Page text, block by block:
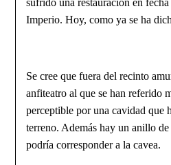
sufrido una restauración en
Imperio. Hoy, como ya se ha
Se cree que fuera del recinto
anfiteatro al que se han referido
perceptible por una cavidad que
terreno. Además hay un anillo
podría corresponder a la cavea.